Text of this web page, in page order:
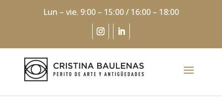
Lun – vie. 9:00 – 15:00 / 16:00 – 18:00